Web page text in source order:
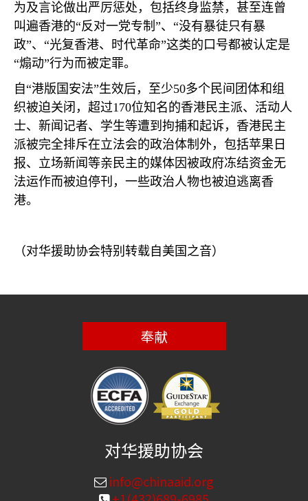
为及言论做出严厉惩处，包括终身监禁，甚至连曾
叫遍香港的“反对一党专制”、“没有暴徒只有暴
政”、“光复香港、时代革命”这类的口号都被认定是
“煽动”行为而被定罪。
自“港版国安法”生效后，至少50多个民间团体和组
织被迫关闭，超过170位知名的香港民主派、活动人
士、新闻记者、学生等遭到拘捕和起诉，香港民主
派被完全排斥在立法会的政治体制外，包括苹果日
报、立场新闻等亲民主的媒体因被政府冻结资金无
法运作而被迫停刊，一些政治人物也被迫逃离香
港。
（对华援助协会特别转载自美国之音）
奉献
对华援助协会
info@chinaaid.org